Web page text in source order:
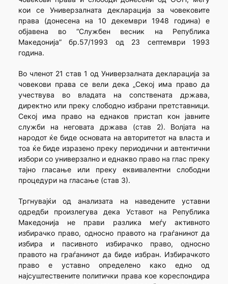
кои се Универзалната декларација за човековите
права (донесена на 10 декември 1948 година) е
објавена во “Службен весник на Република
Македонија” бр.57/1993 од 23 септември 1993
година.
Во членот 21 став 1 од Универзалната декларација за
човекови права се вели дека „Секој има право да
учествува во владата на сопствената држава,
директно или преку слободно избрани претставници.
Секој има право на еднаков пристап кон јавните
служби на неговата држава (став 2). Волјата на
народот ќе биде основата на авторитетот на власта и
тоа ќе биде изразено преку периодични и автентични
избори со универзално и еднакво право на глас преку
тајно гласање или преку еквивалентни слободни
процедури на гласање (став 3).
Тргнувајќи од анализата на наведените уставни
одредби произлегува дека Уставот на Република
Македонија не прави разлика меѓу активното
избирачко право, односно правото на граѓанинот да
избира и пасивното избирачко право, односно
правото на граѓанинот да биде избран. Избирачкото
право е уставно определено како едно од
најсуштествените политички права кое кореспондира